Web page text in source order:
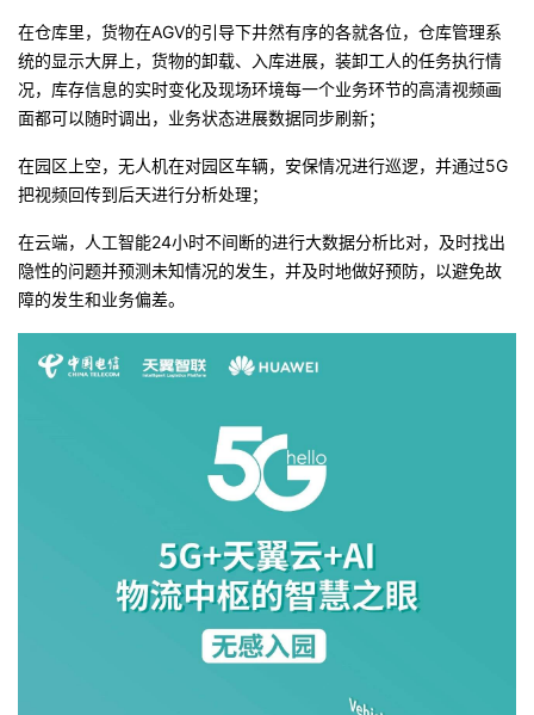
在仓库里，货物在AGV的引导下井然有序的各就各位，仓库管理系
统的显示大屏上，货物的卸载、入库进展，装卸工人的任务执行情
况，库存信息的实时变化及现场环境每一个业务环节的高清视频画
面都可以随时调出，业务状态进展数据同步刷新；
在园区上空，无人机在对园区车辆，安保情况进行巡逻，并通过5G
把视频回传到后天进行分析处理；
在云端，人工智能24小时不间断的进行大数据分析比对，及时找出
隐性的问题并预测未知情况的发生，并及时地做好预防，以避免故
障的发生和业务偏差。